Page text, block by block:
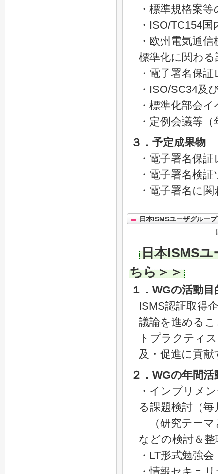
・標準規格案
・ISO/TC154
・欧州電気通
標準化に関わる
・電子署名保
・ISO/SC34及
・標準化部会
・定例会議等
３．予定成果物
・電子署名保
・電子署名検
・電子署名に
日本ISMSユーザグループ
日本ISMS
ちら＞＞
１．WGの活動目
ISMS認証取得
議論を進める
トプラクティ
及・促進に貢
２．WGの年間活
・インプリメ
る課題検討（毎
（研究テーマ
などの検討＆
・LT形式勉強
・情報セキュ